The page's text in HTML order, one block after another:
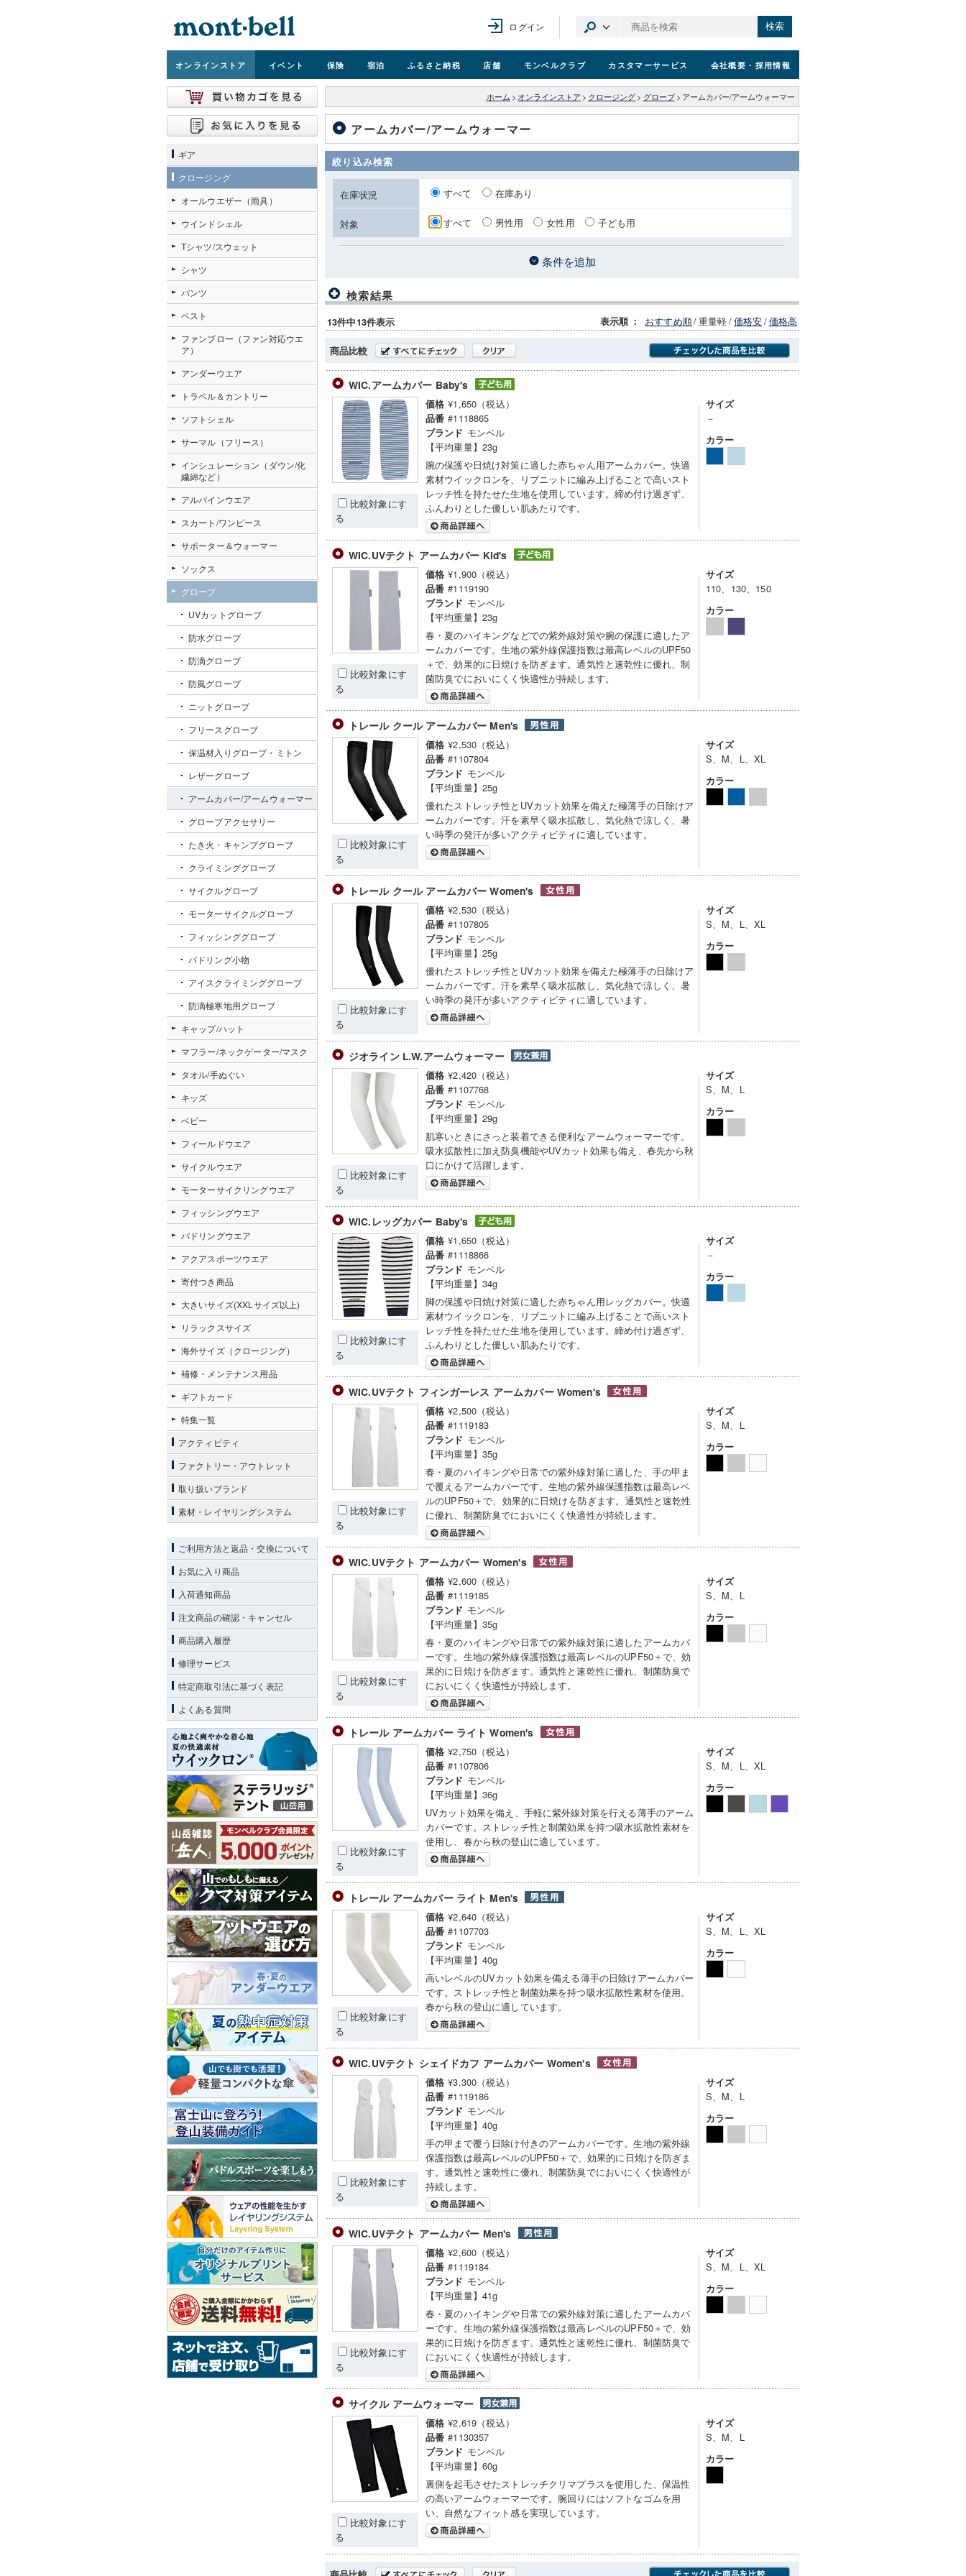
ログイン 検索
オンラインストア イベント 保険 宿泊 ふるさと納税 店舗 モンベルクラブ カスタマーサービス 会社概要 ・採用情報
ホーム > オンラインストア > クロージング > グローブ > アームカバー/アームウォーマー
アームカバー/アームウォーマー
絞り込み検索
在庫状況 すべて 在庫あり
対象 すべて 男性用 女性用 子ども用
条件を追加
検索結果
13件中13件表示 表示順 ： おすすめ順/重量軽/価格安/価格高
商品比較
WIC.アームカバー Baby's
比較対象にす
る
価格 ¥1,650（税込）
品番 #1118865
ブランド モンベル
【平均重量】23g
腕の保護や日焼け対策に適した赤ちゃん用アームカバー。快適
素材ウイックロンを、リブニットに編み上げることで高いスト
レッチ性を持たせた生地を使用しています。締め付け過ぎず、
ふんわりとした優しい肌あたりです。
サイズ
－
カラー
WIC.UVテクト アームカバー Kid's
比較対象にす
る
価格 ¥1,900（税込）
品番 #1119190
ブランド モンベル
【平均重量】23g
春・夏のハイキングなどでの紫外線対策や腕の保護に適したア
ームカバーです。生地の紫外線保護指数は最高レベルのUPF50
＋で、効果的に日焼けを防ぎます。通気性と速乾性に優れ、制
菌防臭でにおいにくく快適性が持続します。
サイズ
110、130、150
カラー
トレール クール アームカバー Men's
比較対象にす
る
価格 ¥2,530（税込）
品番 #1107804
ブランド モンベル
【平均重量】25g
優れたストレッチ性とUVカット効果を備えた極薄手の日除けア
ームカバーです。汗を素早く吸水拡散し、気化熱で涼しく、暑
い時季の発汗が多いアクティビティに適しています。
サイズ
S、M、L、XL
カラー
トレール クール アームカバー Women's
比較対象にす
る
価格 ¥2,530（税込）
品番 #1107805
ブランド モンベル
【平均重量】25g
優れたストレッチ性とUVカット効果を備えた極薄手の日除けア
ームカバーです。汗を素早く吸水拡散し、気化熱で涼しく、暑
い時季の発汗が多いアクティビティに適しています。
サイズ
S、M、L、XL
カラー
ジオライン L.W.アームウォーマー
比較対象にす
る
価格 ¥2,420（税込）
品番 #1107768
ブランド モンベル
【平均重量】29g
肌寒いときにさっと装着できる便利なアームウォーマーです。
吸水拡散性に加え防臭機能やUVカット効果も備え、春先から秋
口にかけて活躍します。
サイズ
S、M、L
カラー
WIC.レッグカバー Baby's
比較対象にす
る
価格 ¥1,650（税込）
品番 #1118866
ブランド モンベル
【平均重量】34g
脚の保護や日焼け対策に適した赤ちゃん用レッグカバー。快適
素材ウイックロンを、リブニットに編み上げることで高いスト
レッチ性を持たせた生地を使用しています。締め付け過ぎず、
ふんわりとした優しい肌あたりです。
サイズ
－
カラー
WIC.UVテクト フィンガーレス アームカバー Women's
比較対象にす
る
価格 ¥2,500（税込）
品番 #1119183
ブランド モンベル
【平均重量】35g
春・夏のハイキングや日常での紫外線対策に適した、手の甲ま
で覆えるアームカバーです。生地の紫外線保護指数は最高レベ
ルのUPF50＋で、効果的に日焼けを防ぎます。通気性と速乾性
に優れ、制菌防臭でにおいにくく快適性が持続します。
サイズ
S、M、L
カラー
WIC.UVテクト アームカバー Women's
比較対象にす
る
価格 ¥2,600（税込）
品番 #1119185
ブランド モンベル
【平均重量】35g
春・夏のハイキングや日常での紫外線対策に適したアームカバ
ーです。生地の紫外線保護指数は最高レベルのUPF50＋で、効
果的に日焼けを防ぎます。通気性と速乾性に優れ、制菌防臭で
においにくく快適性が持続します。
サイズ
S、M、L
カラー
トレール アームカバー ライト Women's
比較対象にす
る
価格 ¥2,750（税込）
品番 #1107806
ブランド モンベル
【平均重量】36g
UVカット効果を備え、手軽に紫外線対策を行える薄手のアーム
カバーです。ストレッチ性と制菌効果を持つ吸水拡散性素材を
使用し、春から秋の登山に適しています。
サイズ
S、M、L、XL
カラー
トレール アームカバー ライト Men's
比較対象にす
る
価格 ¥2,640（税込）
品番 #1107703
ブランド モンベル
【平均重量】40g
高いレベルのUVカット効果を備える薄手の日除けアームカバー
です。ストレッチ性と制菌効果を持つ吸水拡散性素材を使用。
春から秋の登山に適しています。
サイズ
S、M、L、XL
カラー
WIC.UVテクト シェイドカフ アームカバー Women's
比較対象にす
る
価格 ¥3,300（税込）
品番 #1119186
ブランド モンベル
【平均重量】40g
手の甲まで覆う日除け付きのアームカバーです。生地の紫外線
保護指数は最高レベルのUPF50＋で、効果的に日焼けを防ぎま
す。通気性と速乾性に優れ、制菌防臭でにおいにくく快適性が
持続します。
サイズ
S、M、L
カラー
WIC.UVテクト アームカバー Men's
比較対象にす
る
価格 ¥2,600（税込）
品番 #1119184
ブランド モンベル
【平均重量】41g
春・夏のハイキングや日常での紫外線対策に適したアームカバ
ーです。生地の紫外線保護指数は最高レベルのUPF50＋で、効
果的に日焼けを防ぎます。通気性と速乾性に優れ、制菌防臭で
においにくく快適性が持続します。
サイズ
S、M、L、XL
カラー
サイクル アームウォーマー
比較対象にす
る
価格 ¥2,619（税込）
品番 #1130357
ブランド モンベル
【平均重量】60g
裏側を起毛させたストレッチクリマプラスを使用した、保温性
の高いアームウォーマーです。腕回りにはソフトなゴムを用
い、自然なフィット感を実現しています。
サイズ
S、M、L
カラー
ギア
クロージング
オールウエザー（雨具）
ウインドシェル
Tシャツ/スウェット
シャツ
パンツ
ベスト
ファンブロー（ファン対応ウエ
ア）
アンダーウエア
トラベル＆カントリー
ソフトシェル
サーマル（フリース）
インシュレーション（ダウン/化
繊綿など）
アルパインウエア
スカート/ワンピース
サポーター＆ウォーマー
ソックス
グローブ
UVカットグローブ
防水グローブ
防滴グローブ
防風グローブ
ニットグローブ
フリースグローブ
保温材入りグローブ・ミトン
レザーグローブ
アームカバー/アームウォーマー
グローブアクセサリー
たき火・キャンプグローブ
クライミンググローブ
サイクルグローブ
モーターサイクルグローブ
フィッシンググローブ
パドリング小物
アイスクライミンググローブ
防滴極寒地用グローブ
キャップ/ハット
マフラー/ネックゲーター/マスク
タオル/手ぬぐい
キッズ
ベビー
フィールドウエア
サイクルウエア
モーターサイクリングウエア
フィッシングウエア
パドリングウエア
アクアスポーツウエア
寄付つき商品
大きいサイズ(XXLサイズ以上)
リラックスサイズ
海外サイズ（クロージング）
補修・メンテナンス用品
ギフトカード
特集一覧
アクティビティ
ファクトリー・アウトレット
取り扱いブランド
素材・レイヤリングシステム
ご利用方法と返品・交換について
お気に入り商品
入荷通知商品
注文商品の確認・キャンセル
商品購入履歴
修理サービス
特定商取引法に基づく表記
よくある質問